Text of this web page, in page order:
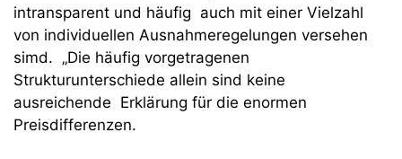
intransparent und häufig auch mit einer Vielzahl
von individuellen Ausnahmeregelungen versehen
simd. „Die häufig vorgetragenen
Strukturunterschiede allein sind keine
ausreichende Erklärung für die enormen
Preisdifferenzen.